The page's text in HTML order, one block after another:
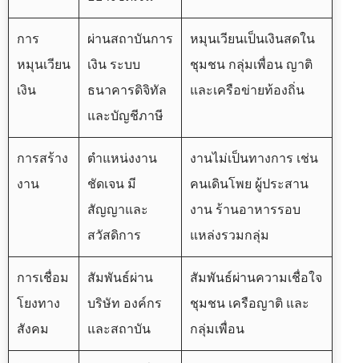
การ
หมุนเวียน
เงิน
ผ่านสถาบันการ
เงิน ระบบ
ธนาคารดิจิทัล
และบัญชีภาษี
หมุนเวียนเป็นเงินสดใน
ชุมชน กลุ่มเพื่อน ญาติ
และเครือข่ายท้องถิ่น
การสร้าง
งาน
ตำแหน่งงาน
ชัดเจน มี
สัญญาและ
สวัสดิการ
งานไม่เป็นทางการ เช่น
คนเดินโพย ผู้ประสาน
งาน ร้านอาหารรอบ
แหล่งรวมกลุ่ม
การเชื่อม
โยงทาง
สังคม
สัมพันธ์ผ่าน
บริษัท องค์กร
และสถาบัน
สัมพันธ์ผ่านความเชื่อใจ
ชุมชน เครือญาติ และ
กลุ่มเพื่อน